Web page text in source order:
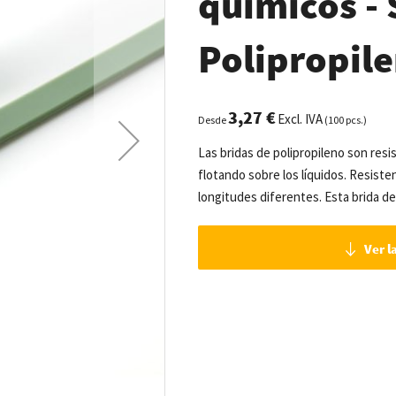
Desde3,27 €Excl. IVA (100 pcs.)
Las bridas de polipropileno son
flotando sobre los líquidos.
longitudes diferentes. Esta brida
Ver